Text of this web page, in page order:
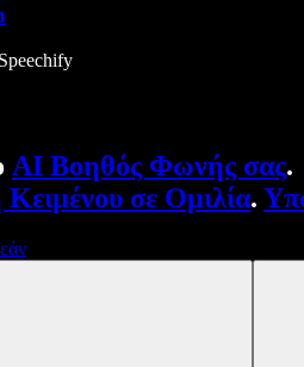
AI Βοηθός Φωνής σας.
σε Ομιλία.